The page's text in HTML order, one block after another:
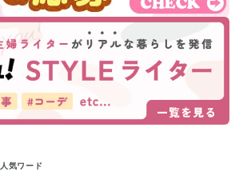
人気ワード